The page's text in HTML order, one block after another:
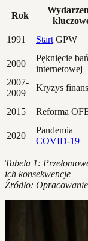
Rok
1991 Start GPW
2000
Pęknięcie
internetowej
2007-
2009
Kryzys
2015
Reforma
2020
Pandemia
COVID-19
Tabela 1:
ich konsekwencje
Źródło: